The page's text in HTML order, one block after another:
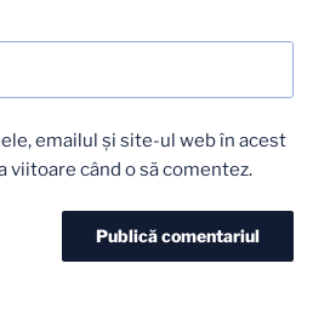
emailul și site-ul web în acest
viitoare când o să comentez.